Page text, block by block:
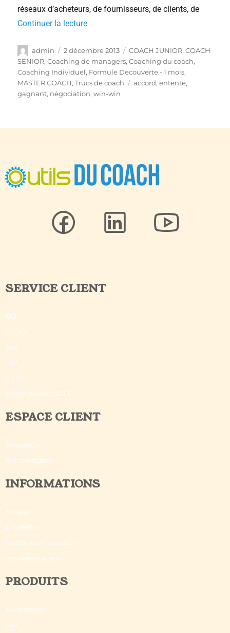
réseaux d’acheteurs, de fournisseurs, de clients, de
Continuer la lecture
admin 2 décembre 2013 COACH JUNIOR,COACH
SENIOR,Coaching de managers,Coaching du coach,
Coaching Individuel, Formule Decouverte - 1 mois,
MASTER COACH,Trucs de coach accord,entente,
gagnant, négociation,win-win
SERVICE CLIENT
FAQ
Contact
CGV
CGU
Crédits
©Outils du Coach 2018
ESPACE CLIENT
Mon compte
Mes commandes
INFORMATIONS
A propos
Avis certifiés
Partenaires et revendeurs
Recrutement auteurs
PRODUITS
Abonnements
Jeux